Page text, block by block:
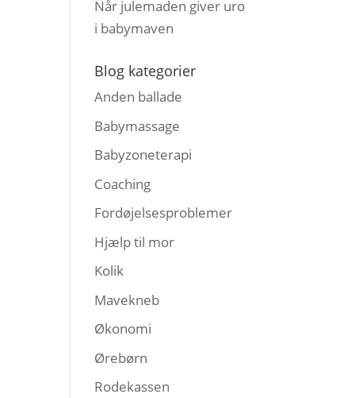
Når julemaden giver uro
i babymaven
Blog kategorier
Anden ballade
Babymassage
Babyzoneterapi
Coaching
Fordøjelsesproblemer
Hjælp til mor
Kolik
Mavekneb
Økonomi
Ørebørn
Rodekassen